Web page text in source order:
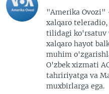
"Amerika Ovozi"
xalqaro
tilidagi ko'rsatuv
xalqaro hayot
muhim
O'zbek xizmati
tahririyatga va
muxbirlarga ega.